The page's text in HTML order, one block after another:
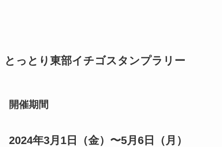
とっとり東部イチゴスタンプラリー
開催期間
2024年3月1日（金）〜5月6日（月）